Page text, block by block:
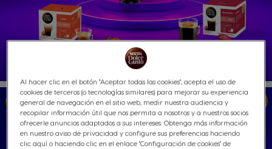
Al hacer clic en el botón "Aceptar todas las cookies", acepta el uso de
cookies de terceros (o tecnologías similares) para mejorar su experiencia
general de navegación en el sitio web, medir nuestra audiencia y
recopilar información útil que nos permita a nosotros y a nuestros socios
ofrecerle anuncios adaptados a sus intereses. Obtenga más información
en nuestro aviso de privacidad y configure sus preferencias haciendo
clic aquí o haciendo clic en el enlace "Configuración de cookies" de